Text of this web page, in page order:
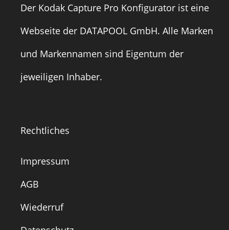
Der Kodak Capture Pro Konfigurator ist eine
Webseite der DATAPOOL GmbH. Alle Marken
und Markennamen sind Eigentum der
jeweiligen Inhaber.
Rechtliches
Impressum
AGB
Wiederruf